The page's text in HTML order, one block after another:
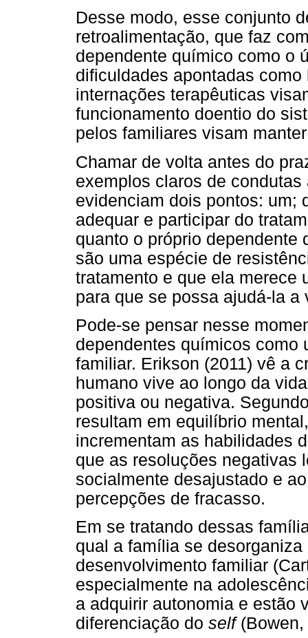
Desse modo, esse conjunto
retroalimentação, que faz
dependente químico como o
dificuldades apontadas
internações terapêuticas
funcionamento doentio do
pelos familiares visam
Chamar de volta antes do
exemplos claros de
evidenciam dois pontos: um;
adequar e participar do
quanto o próprio
são uma espécie de
tratamento e que ela merece
para que se possa ajudá-la
Pode-se pensar nesse
dependentes químicos como
familiar. Erikson (2011) vê a
humano vive ao longo da
positiva ou negativa.
resultam em equilíbrio
incrementam as habilidades
que as resoluções negativas
socialmente desajustado e
percepções de fracasso.
Em se tratando dessas
qual a família se
desenvolvimento familiar
especialmente na
a adquirir autonomia e estão
diferenciação do self(Bowen,